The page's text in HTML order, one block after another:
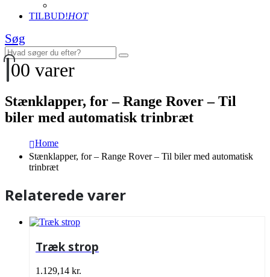
TILBUD!HOT
Søg
00 varer
Stænklapper, for – Range Rover – Til
biler med automatisk trinbræt
Home
Stænklapper, for – Range Rover – Til biler med automatisk
trinbræt
Relaterede varer
Træk strop
1.129,14 kr.